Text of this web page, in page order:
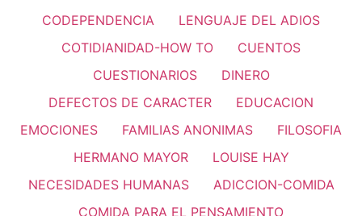
CODEPENDENCIA
LENGUAJE DEL ADIOS
COTIDIANIDAD-HOW TO
CUENTOS
CUESTIONARIOS
DINERO
DEFECTOS DE CARACTER
EDUCACION
EMOCIONES
FAMILIAS ANONIMAS
FILOSOFIA
HERMANO MAYOR
LOUISE HAY
NECESIDADES HUMANAS
ADICCION-COMIDA
COMIDA PARA EL PENSAMIENTO